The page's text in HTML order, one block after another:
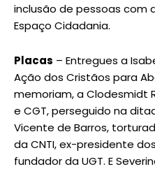
inclusão de pessoas com
Espaço Cidadania.
Placas – Entregues a
Ação dos Cristãos para
memoriam, a Clodesmidt
e CGT, perseguido na
Vicente de Barros,
da CNTI, ex-presidente
fundador da UGT. E